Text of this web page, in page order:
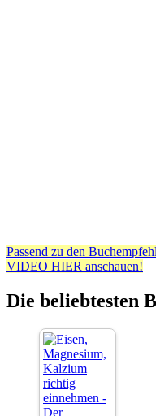
Passend zu den
VIDEO HIER anschauen!
Die beliebtesten